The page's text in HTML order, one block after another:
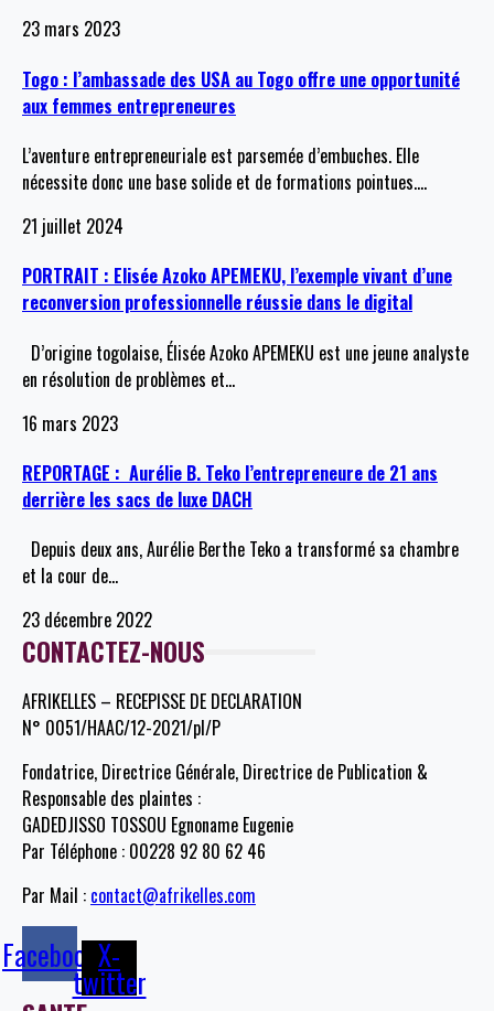
23 mars 2023
Togo : l’ambassade des USA au Togo offre une opportunité
aux femmes entrepreneures
L’aventure entrepreneuriale est parsemée d’embuches. Elle
nécessite donc une base solide et de formations pointues.…
21 juillet 2024
PORTRAIT : Elisée Azoko APEMEKU, l’exemple vivant d’une
reconversion professionnelle réussie dans le digital
D’origine togolaise, Élisée Azoko APEMEKU est une jeune analyste
en résolution de problèmes et…
16 mars 2023
REPORTAGE : Aurélie B. Teko l’entrepreneure de 21 ans
derrière les sacs de luxe DACH
Depuis deux ans, Aurélie Berthe Teko a transformé sa chambre
et la cour de…
23 décembre 2022
CONTACTEZ-NOUS
AFRIKELLES – RECEPISSE DE DECLARATION
N° 0051/HAAC/12-2021/pl/P
Fondatrice, Directrice Générale, Directrice de Publication &
Responsable des plaintes :
GADEDJISSO TOSSOU Egnoname Eugenie
Par Téléphone : 00228 92 80 62 46
Par Mail : contact@afrikelles.com
FacebookX-
twitter